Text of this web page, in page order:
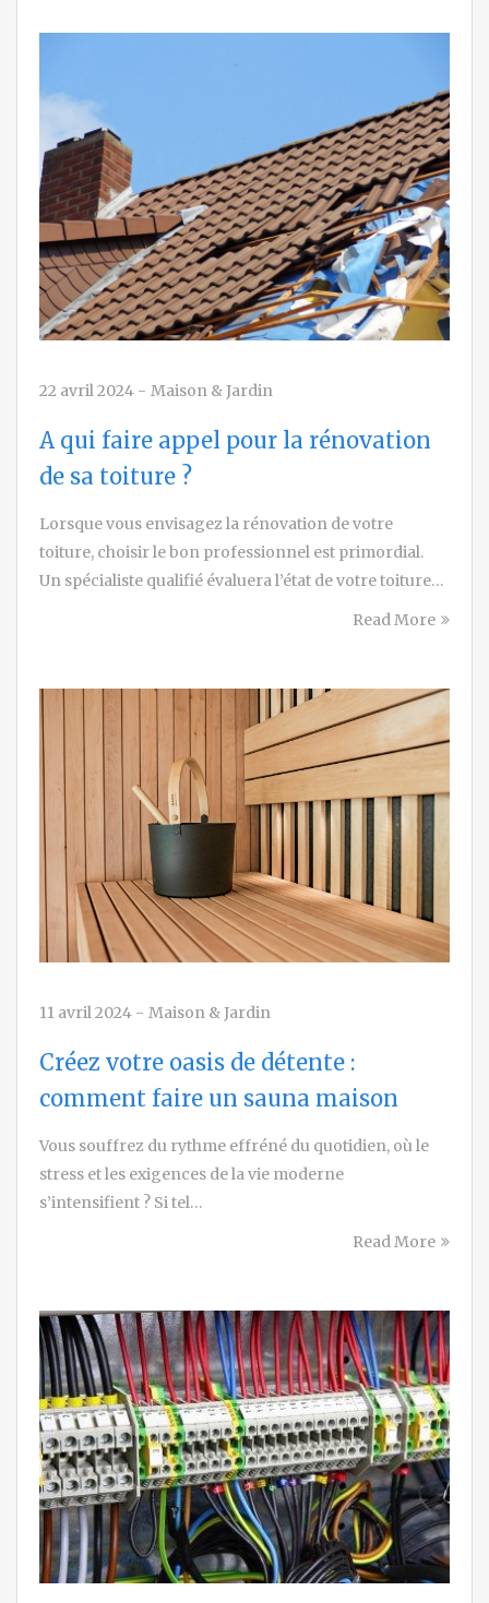
22 avril 2024 - Maison & Jardin
A qui faire appel pour la rénovation
de sa toiture ?
Lorsque vous envisagez la rénovation de votre
toiture, choisir le bon professionnel est primordial.
Un spécialiste qualifié évaluera l’état de votre toiture…
Read More
11 avril 2024 - Maison & Jardin
Créez votre oasis de détente :
comment faire un sauna maison
Vous souffrez du rythme effréné du quotidien, où le
stress et les exigences de la vie moderne
s’intensifient ? Si tel…
Read More